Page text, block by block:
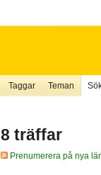
Taggar Teman
8 träffar
Prenumerera på nya